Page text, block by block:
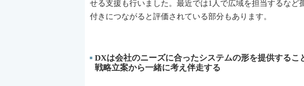
せる支援も行いました。最近では1人で広域を担当するな
付きにつながると評価されている部分もあります。
DXは会社のニーズに合ったシステムの形を提供するこ
戦略立案から一緒に考え伴走する